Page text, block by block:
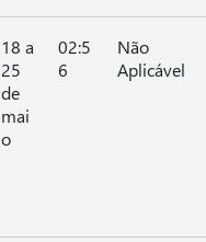
18 a
25
de
mai
o
02:5
6
Não
Aplicável